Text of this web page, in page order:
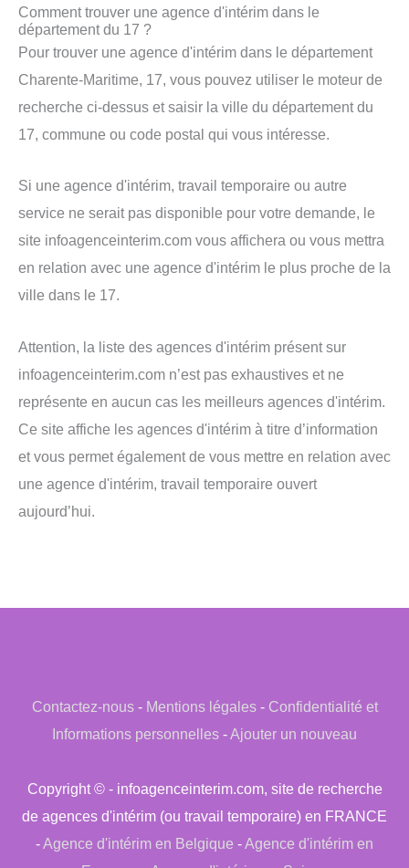
Comment trouver une agence d'intérim dans le
département du 17 ?
Pour trouver une agence d'intérim dans le département
Charente-Maritime, 17, vous pouvez utiliser le moteur de
recherche ci-dessus et saisir la ville du département du
17, commune ou code postal qui vous intéresse.
Si une agence d'intérim, travail temporaire ou autre
service ne serait pas disponible pour votre demande, le
site infoagenceinterim.com vous affichera ou vous mettra
en relation avec une agence d'intérim le plus proche de la
ville dans le 17.
Attention, la liste des agences d'intérim présent sur
infoagenceinterim.com n’est pas exhaustives et ne
représente en aucun cas les meilleurs agences d'intérim.
Ce site affiche les agences d'intérim à titre d’information
et vous permet également de vous mettre en relation avec
une agence d'intérim, travail temporaire ouvert
aujourd’hui.
Contactez-nous- Mentions légales- Confidentialité et
Informations personnelles -Ajouter un nouveau
Copyright © - infoagenceinterim.com, site de recherche
de agences d'intérim (ou travail temporaire) en FRANCE
-Agence d'intérim en Belgique -Agence d'intérim en